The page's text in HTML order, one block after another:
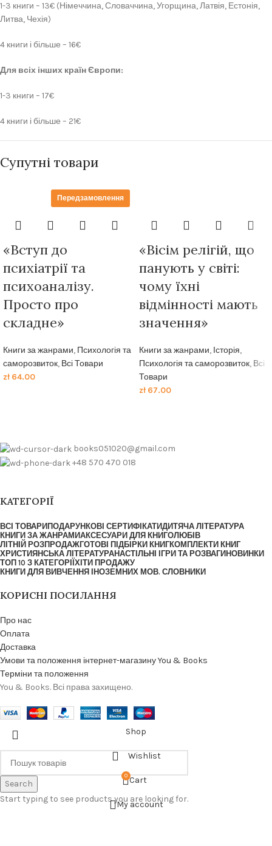
1-3 книги – 13€ (Німеччина, Словаччина, Угорщина, Латвія, Естонія,
Литва, Чехія)
4 книги і більше – 16€
Для всіх інших країн Європи:
1-3 книги – 17€
4 книги і більше – 21€
Супутні товари
Передзамовлення
«Вступ до
психіатрії та
психоаналізу.
Просто про
складне»
Книги за жанрами, Психологія та
саморозвиток, Всі Товари
zł 64.00
«Вісім релігій, що
панують у світі:
чому їхні
відмінності мають
значення»
Книги за жанрами, Історія,
Психологія та саморозвиток, Всі
Товари
zł 67.00
books051020@gmail.com
+48 570 470 018
КАТЕГОРІЇ
ВСІ ТОВАРИПОДАРУНКОВІ СЕРТИФІКАТИДИТЯЧА ЛІТЕРАТУРА
КНИГИ ЗА ЖАНРАМИАКСЕСУАРИ ДЛЯ КНИГОЛЮБІВ
ЛІТНІЙ РОЗПРОДАЖГОТОВІ ПІДБІРКИ КНИГКОМПЛЕКТИ КНИГ
ХРИСТИЯНСЬКА ЛІТЕРАТУРАНАСТІЛЬНІ ІГРИ ТА РОЗВАГИНОВИНКИ
ТОП 10 З КАТЕГОРІЇХІТИ ПРОДАЖУ
КНИГИ ДЛЯ ВИВЧЕННЯ ІНОЗЕМНИХ МОВ. СЛОВНИКИ
КОРИСНІ ПОСИЛАННЯ
Про нас
Оплата
Доставка
Умови та положення інтернет-магазину You & Books
Терміни та положення
You & Books. Всі права захищено.
Search
Start typing to see products you are looking for.
Shop
Wishlist
0 Cart
My account